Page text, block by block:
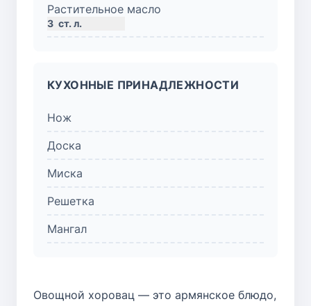
Растительное масло
3 ст. л.
КУХОННЫЕ ПРИНАДЛЕЖНОСТИ
Нож
Доска
Миска
Решетка
Мангал
Овощной хоровац — это армянское блюдо,